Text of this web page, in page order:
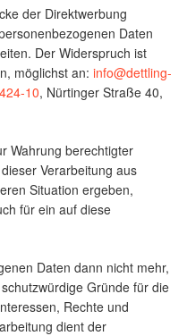
der Direktwerbung
Daten
Der Widerspruch ist
möglichst an: info@dettling-
10, Nürtinger Straße 40,
Wahrung berechtigter
Verarbeitung aus
Situation ergeben,
für ein auf diese
Daten dann nicht mehr,
Gründe für die
Rechte und
dient der